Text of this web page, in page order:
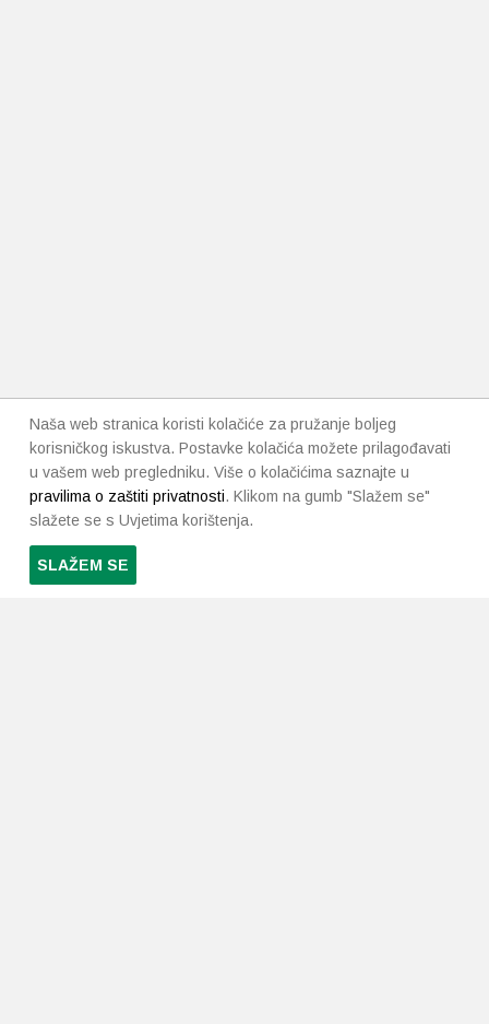
Naša web stranica koristi kolačiće za pružanje boljeg
korisničkog iskustva. Postavke kolačića možete prilagođavati
u vašem web pregledniku. Više o kolačićima saznajte u
pravilima o zaštiti privatnosti. Klikom na gumb "Slažem se"
slažete se s Uvjetima korištenja.
SLAŽEM SE